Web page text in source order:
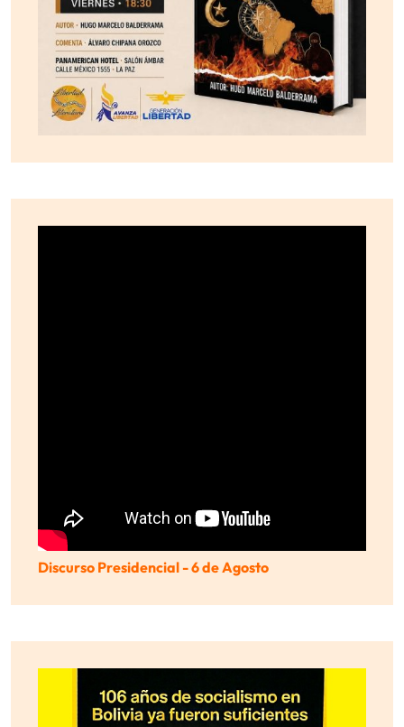
Discurso Presidencial - 6 de Agosto